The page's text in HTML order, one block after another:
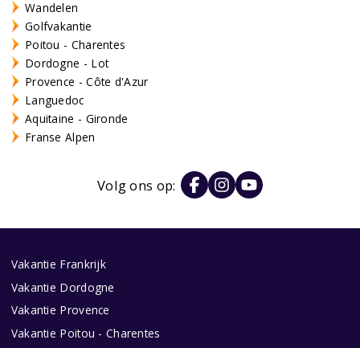
Wandelen
Golfvakantie
Poitou - Charentes
Dordogne - Lot
Provence - Côte d'Azur
Languedoc
Aquitaine - Gironde
Franse Alpen
Volg ons op:
Vakantie Frankrijk
Vakantie Dordogne
Vakantie Provence
Vakantie Poitou - Charentes